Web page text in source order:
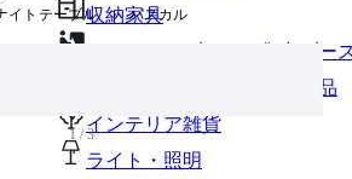
収納家具
パーソナルブース・集中ブー
オフィスアクセサリー・備品
インテリア雑貨
ライト・照明
イトテーブル パスカル
1 / 3